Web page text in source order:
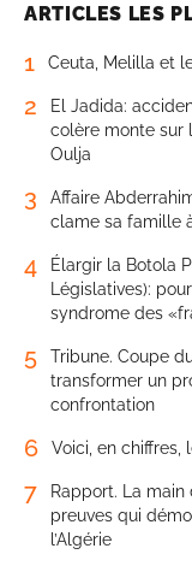
ARTICLES LES
1 Ceuta, Melilla et
2
El Jadida:
colère monte sur
Oulja
3
Affaire
clame sa famille
4
Élargir la Botola
Législatives):
syndrome des
5
Tribune. Coupe
transformer un
confrontation
6 Voici, en chiffres,
7
Rapport. La
preuves qui
l’Algérie